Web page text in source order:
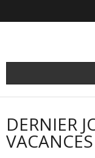
DERNIER
VACANCES